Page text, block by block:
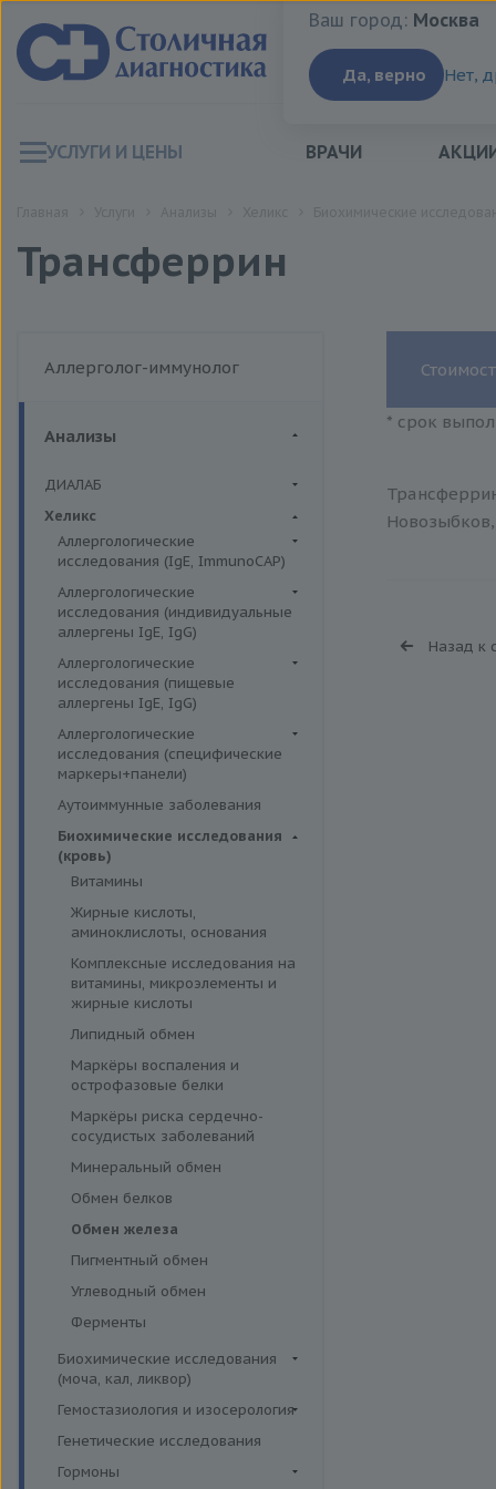
Ваш город:Москва
Ваш город: Москва
Да, верно Нет,
УСЛУГИ И ЦЕНЫ ВРАЧИ
Трансферрин
Аллерголог-иммунолог
Анализы
ДИАЛАБ
Биохимия крови
Хеликс
Аллергологические
исследования (IgE, ImmunoCAP)
Аллергены животных
Аллергены пыльцы
Бытовые аллергены
Пищевые аллегрены
Аллергологические
исследования (индивидуальные
аллергены IgE, IgG)
Аллергены гельминтов IgE
Аллергены деревьев IgE, IgG
Аллергены металлов IgE
Аллергены сорных трав IgE
Аллергены трав IgE
Бытовые аллергены IgE, IgG
Инсектные аллергены IgE
Лекарственные аллергены IgE,
IgG
Прочие аллергены IgE, IgG
Аллергологические
исследования (пищевые
аллергены IgE, IgG)
Пищевые аллегрены IgE
Пищевые аллегрены IgG
Аллергологические
исследования (специфические
маркеры+панели)
Неспецифические маркеры
аллергических реакций
Определение специфических
иммуноглобулинов класса G
иммуноглобулинов класса Е
Прогнозирование
эффективности АСИТ
Симптомные профили
Скрининговые исследования
Аутоиммунные заболевания
Биохимические исследования
(кровь)
Витамины
Жирные кислоты,
аминоклислоты, основания
Комплексные исследования на
витамины, микроэлементы и
жирные кислоты
Липидный обмен
Маркёры воспаления и
острофазовые белки
Маркёры риска сердечно-
сосудистых заболеваний
Минеральный обмен
Обмен белков
Обмен железа
Пигментный обмен
Углеводный обмен
Ферменты
Биохимические исследования
(моча, кал, ликвор)
Ликвор
Гемостазиология и изосерология
Гемостазиология
Иммуногематология
Генетические исследования
Гормоны
* срок
Назад к